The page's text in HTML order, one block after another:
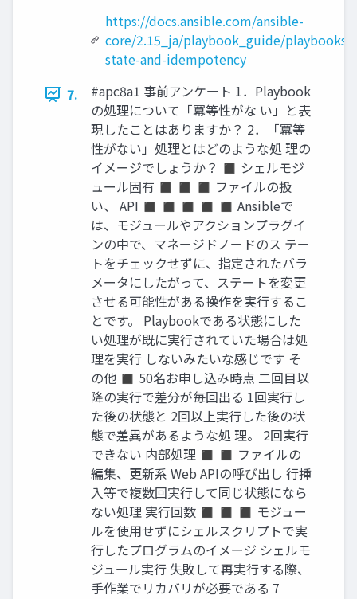
https://docs.ansible.com/ansible-
core/2.15_ja/playbook_guide/
state-and-idempotency
7.
#apc8a1 事前アンケート 1．Playbook
の処理について「冪等性がな い」と表
現したことはありますか？ 2．「冪等
性がない」処理とはどのような処 理の
イメージでしょうか？ ◼ シェルモジ
ュール固有 ◼ ◼ ◼ ファイルの扱
い、 API ◼ ◼ ◼ ◼ ◼ Ansibleで
は、モジュールやアクションプラグイ
ンの中で、マネージドノードのス テー
トをチェックせずに、指定されたバラ
メータにしたがって、ステートを変更
させる可能性がある操作を実行するこ
とです。 Playbookである状態にした
い処理が既に実行されていた場合は処
理を実行 しないみたいな感じです そ
の他 ◼ 50名お申し込み時点 二回目以
降の実行で差分が毎回出る 1回実行し
た後の状態と 2回以上実行した後の状
態で差異があるような処 理。 2回実行
できない 内部処理 ◼ ◼ ファイルの
編集、更新系 Web APIの呼び出し 行挿
入等で複数回実行して同じ状態になら
ない処理 実行回数 ◼ ◼ ◼ モジュー
ルを使用せずにシェルスクリプトで実
行したプログラムのイメージ シェルモ
ジュール実行 失敗して再実行する際、
手作業でリカバリが必要である 7